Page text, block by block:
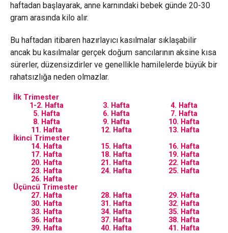
haftadan başlayarak, anne karnındaki bebek günde 20-30
gram arasında kilo alır.
Bu haftadan itibaren hazırlayıcı kasılmalar sıklaşabilir
ancak bu kasılmalar gerçek doğum sancılarının aksine kısa
sürerler, düzensizdirler ve genellikle hamilelerde büyük bir
rahatsızlığa neden olmazlar.
İlk Trimester
1-2. Hafta
3. Hafta
4. Hafta
5. Hafta
6. Hafta
7. Hafta
8. Hafta
9. Hafta
10. Hafta
11. Hafta
12. Hafta
13. Hafta
İkinci Trimester
14. Hafta
15. Hafta
16. Hafta
17. Hafta
18. Hafta
19. Hafta
20. Hafta
21. Hafta
22. Hafta
23. Hafta
24. Hafta
25. Hafta
26. Hafta
Üçüncü Trimester
27. Hafta
28. Hafta
29. Hafta
30. Hafta
31. Hafta
32. Hafta
33. Hafta
34. Hafta
35. Hafta
36. Hafta
37. Hafta
38. Hafta
39. Hafta
40. Hafta 41. Hafta